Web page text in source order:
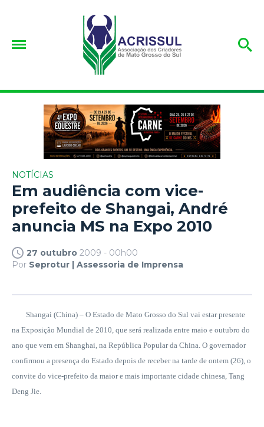
NOTÍCIAS
Em audiência com vice-
prefeito de Shangai, André
anuncia MS na Expo 2010
27 outubro 2009 - 00h00
Por Seprotur | Assessoria de Imprensa
Shangai (China) – O Estado de Mato Grosso do Sul vai estar presente
na Exposição Mundial de 2010, que será realizada entre maio e outubro do
ano que vem em Shanghai, na República Popular da China. O governador
confirmou a presença do Estado depois de receber na tarde de ontem (26), o
convite do vice-prefeito da maior e mais importante cidade chinesa, Tang
Deng Jie.